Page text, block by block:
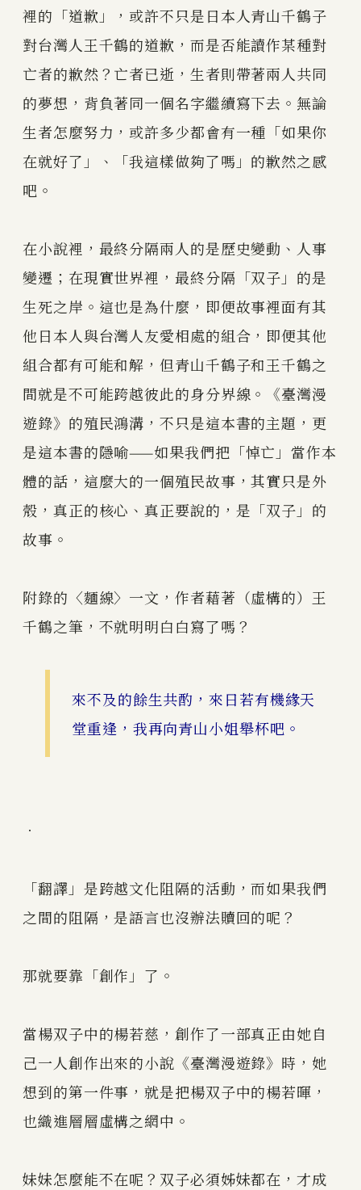
裡的「道歉」，或許不只是日本人青山千鶴子
對台灣人王千鶴的道歉，而是否能讀作某種對
亡者的歉然？亡者已逝，生者則帶著兩人共同
的夢想，背負著同一個名字繼續寫下去。無論
生者怎麼努力，或許多少都會有一種「如果你
在就好了」、「我這樣做夠了嗎」的歉然之感
吧。
在小說裡，最終分隔兩人的是歷史變動、人事
變遷；在現實世界裡，最終分隔「双子」的是
生死之岸。這也是為什麼，即便故事裡面有其
他日本人與台灣人友愛相處的組合，即便其他
組合都有可能和解，但青山千鶴子和王千鶴之
間就是不可能跨越彼此的身分界線。《臺灣漫
遊錄》的殖民鴻溝，不只是這本書的主題，更
是這本書的隱喻——如果我們把「悼亡」當作本
體的話，這麼大的一個殖民故事，其實只是外
殼，真正的核心、真正要說的，是「双子」的
故事。
附錄的〈麵線〉一文，作者藉著（虛構的）王
千鶴之筆，不就明明白白寫了嗎？
來不及的餘生共酌，來日若有機緣天
堂重逢，我再向青山小姐舉杯吧。
．
「翻譯」是跨越文化阻隔的活動，而如果我們
之間的阻隔，是語言也沒辦法贖回的呢？
那就要靠「創作」了。
當楊双子中的楊若慈，創作了一部真正由她自
己一人創作出來的小說《臺灣漫遊錄》時，她
想到的第一件事，就是把楊双子中的楊若暉，
也織進層層虛構之網中。
妹妹怎麼能不在呢？双子必須姊妹都在，才成